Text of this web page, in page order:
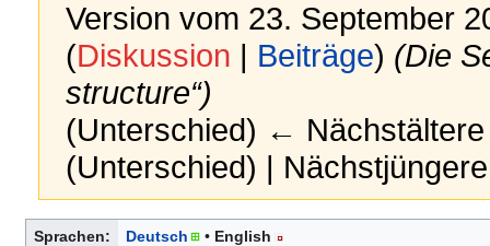
Version vom 23. September
(Diskussion Beiträge) (Die
structure“)
(Unterschied) ← Nächstältere
(Unterschied) |
Sprachen: Deutsch English